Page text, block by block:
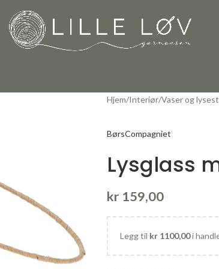
Hjem Interiør Vaser og
BørsCompagniet
Lysglass
kr 159,00
Legg til kr1100,00i